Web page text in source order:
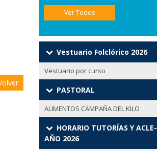
Ver Todos
Vestuario Folclórico 2026
Vestuario por curso
PASTORAL
ALIMENTOS CAMPAÑA DEL KILO
HORARIO TUTORÍAS Y ACLE-
AÑO 2026